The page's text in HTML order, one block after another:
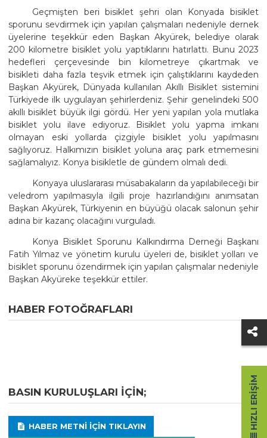
Geçmişten beri bisiklet şehri olan Konyada bisiklet
sporunu sevdirmek için yapılan çalışmaları nedeniyle dernek
üyelerine teşekkür eden Başkan Akyürek, belediye olarak
200 kilometre bisiklet yolu yaptıklarını hatırlattı. Bunu 2023
hedefleri çerçevesinde bin kilometreye çıkartmak ve
bisikleti daha fazla teşvik etmek için çalıştıklarını kaydeden
Başkan Akyürek, Dünyada kullanılan Akıllı Bisiklet sistemini
Türkiyede ilk uygulayan şehirlerdeniz. Şehir genelindeki 500
akıllı bisiklet büyük ilgi gördü. Her yeni yapılan yola mutlaka
bisiklet yolu ilave ediyoruz. Bisiklet yolu yapma imkanı
olmayan eski yollarda çizgiyle bisiklet yolu yapılmasını
sağlıyoruz. Halkımızın bisiklet yoluna araç park etmemesini
sağlamalıyız. Konya bisikletle de gündem olmalı dedi.
Konyaya uluslararası müsabakaların da yapılabileceği bir
veledrom yapılmasıyla ilgili proje hazırlandığını anımsatan
Başkan Akyürek, Türkiyenin en büyüğü olacak salonun şehir
adına bir kazanç olacağını vurguladı.
Konya Bisiklet Sporunu Kalkındırma Derneği Başkanı
Fatih Yılmaz ve yönetim kurulu üyeleri de, bisiklet yolları ve
bisiklet sporunu özendirmek için yapılan çalışmalar nedeniyle
Başkan Akyüreke teşekkür ettiler.
HABER FOTOĞRAFLARI
BASIN KURULUŞLARI IÇIN;
HABER METNI IÇIN TIKLAYIN HIZLI ERIŞIM